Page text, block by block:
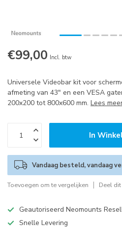
€99,00 Incl. btw
Universele Videobar kit voor
afmeting van 43" en een VESA
200x200 tot 800x600 mm. Lees
In
Vandaag besteld, vandaag
Toevoegen om te vergelijken Deel
Geautoriseerd Neomounts
Snelle Levering